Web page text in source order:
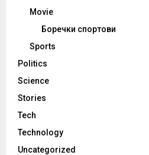
Movie
Боречки спортови
Sports
Politics
Science
Stories
Tech
Technology
Uncategorized